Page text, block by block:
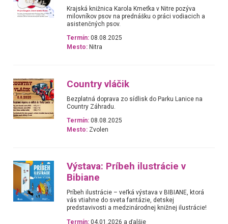
Krajská knižnica Karola Kmeťka v Nitre pozýva
milovníkov psov na prednášku o práci vodiacich a
asistenčných psov.
Termín: 08.08.2025
Mesto: Nitra
Country vláčik
Bezplatná doprava zo sídlisk do Parku Lanice na
Country Záhradu.
Termín: 08.08.2025
Mesto: Zvolen
Výstava: Príbeh ilustrácie v
Bibiane
Príbeh ilustrácie – veľká výstava v BIBIANE, ktorá
vás vtiahne do sveta fantázie, detskej
predstavivosti a medzinárodnej knižnej ilustrácie!
Termín: 04.01.2026 a ďalšie